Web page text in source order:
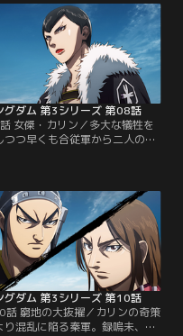
楚国第一軍を率いる将軍・臨武
戦っていたが、自らの武力に絶
自信を持ち、数々の修羅場を潜
けてきた臨武君を相手に苦戦を
られる。【提供：バンダイチャ
グダム 第3シリーズ 第08話
女傑・カリン／多大な犠牲を
つつ早くも合従軍から二人の将
軍とあわせ第一軍の指揮を任せ
自身の第二軍は動かさず第一軍
み戦いを強いるカリン。さらに
に「全軍大いなる凡戦を連ねて
後に函谷関を落とすべし」と進
【提供：バンダイチャンネル】
グダム 第3シリーズ 第10話
話 窮地の大抜擢／カリンの奇策
り混乱に陥る秦軍。録嗚未、干